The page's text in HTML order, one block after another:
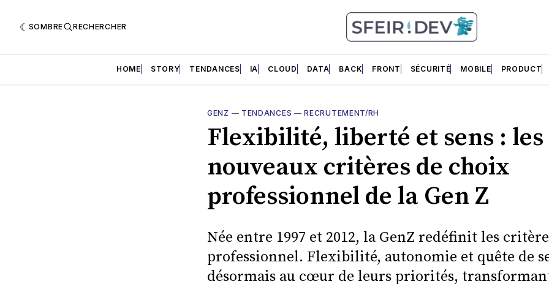
SOMBRE RECHERCHER
HOME STORY TENDANCES IA CLOUD DATA BACK FRONT SÉCURITÉ MOBILE PRODUCT
GENZ — TENDANCES —RECRUTEMENT/RH
Flexibilité, liberté et sens : les
nouveaux critères de choix
professionnel de la Gen Z
Née entre 1997 et 2012, la GenZ redéfinit les
professionnel. Flexibilité, autonomie et quête de
désormais au cœur de leurs priorités,